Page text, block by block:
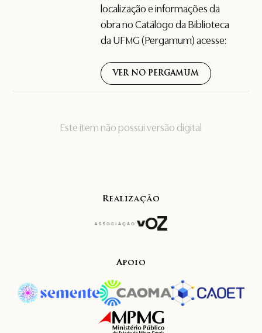
Este item não possui versão digital
localização e informações da
obra no Catálogo da Biblioteca
da UFMG (Pergamum) acesse:
VER NO PERGAMUM
Realização
Apoio